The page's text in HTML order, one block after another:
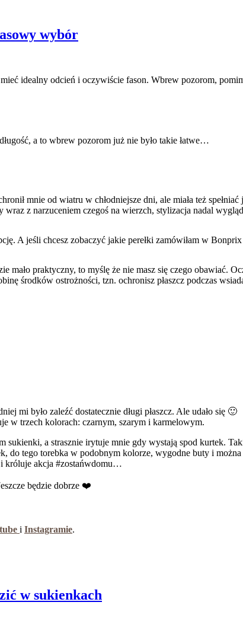
wybór
idealny odcień i oczywiście fason. Wbrew pozorom,
a to wbrew pozorom już nie było takie łatwe…
mnie od wiatru w chłodniejsze dni, ale miała też
z narzuceniem czegoś na wierzch, stylizacja nadal
A jeśli chcesz zobaczyć jakie perełki zamówiłam w Bonprix
mało praktyczny, to myślę że nie masz się czego
środków ostrożności, tzn. ochronisz płaszcz podczas
mi było zaleźć dostatecznie długi płaszcz. Ale udało się 🙂
w trzech kolorach: czarnym, szarym i karmelowym.
sukienki, a strasznie irytuje mnie gdy wystają spod kurtek.
do tego torebka w podobnym kolorze, wygodne buty i
króluje akcja #zostańwdomu…
będzie dobrze ❤️
i Instagramie.
w sukienkach